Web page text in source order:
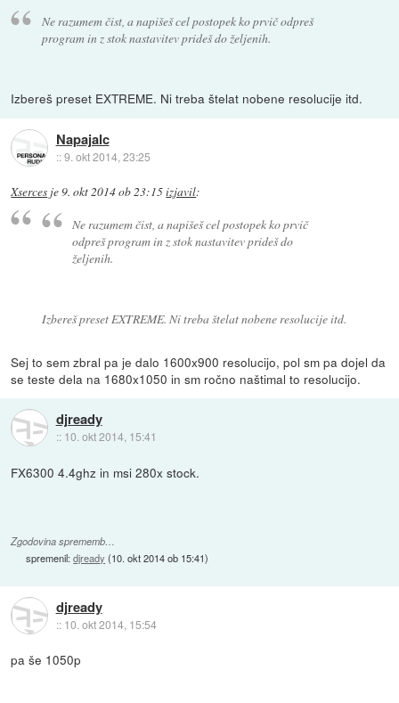
Ne razumem čist, a napišeš cel postopek ko prvič odpreš
program in z stok nastavitev prideš do željenih.
Izbereš preset EXTREME. Ni treba štelat nobene resolucije itd.
Napajalc
::9. okt 2014, 23:25
Xserces je9. okt 2014 ob 23:15izjavil:
Ne razumem čist, a napišeš cel postopek ko prvič
odpreš program in z stok nastavitev prideš do
željenih.
Izbereš preset EXTREME. Ni treba štelat nobene resolucije itd.
Sej to sem zbral pa je dalo 1600x900 resolucijo, pol sm pa dojel da
se teste dela na 1680x1050 in sm ročno naštimal to resolucijo.
djready
:: 10. okt 2014, 15:41
FX6300 4.4ghz in msi 280x stock.
Zgodovina sprememb…
spremenil:djready (10. okt 2014 ob 15:41)
djready
:: 10. okt 2014, 15:54
pa še 1050p